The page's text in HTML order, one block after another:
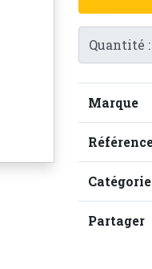
Quantité :
Marque
Catégorie
Partager